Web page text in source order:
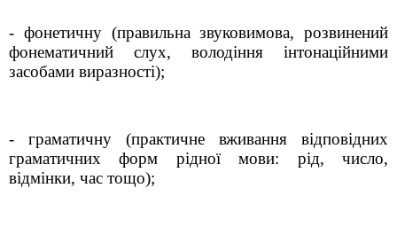
- фонетичну (правильна звуковимова, розвинений
фонематичний слух, володіння інтонаційними
засобами виразності);
- граматичну (практичне вживання відповідних
граматичних форм рідної мови: рід, число,
відмінки, час тощо);